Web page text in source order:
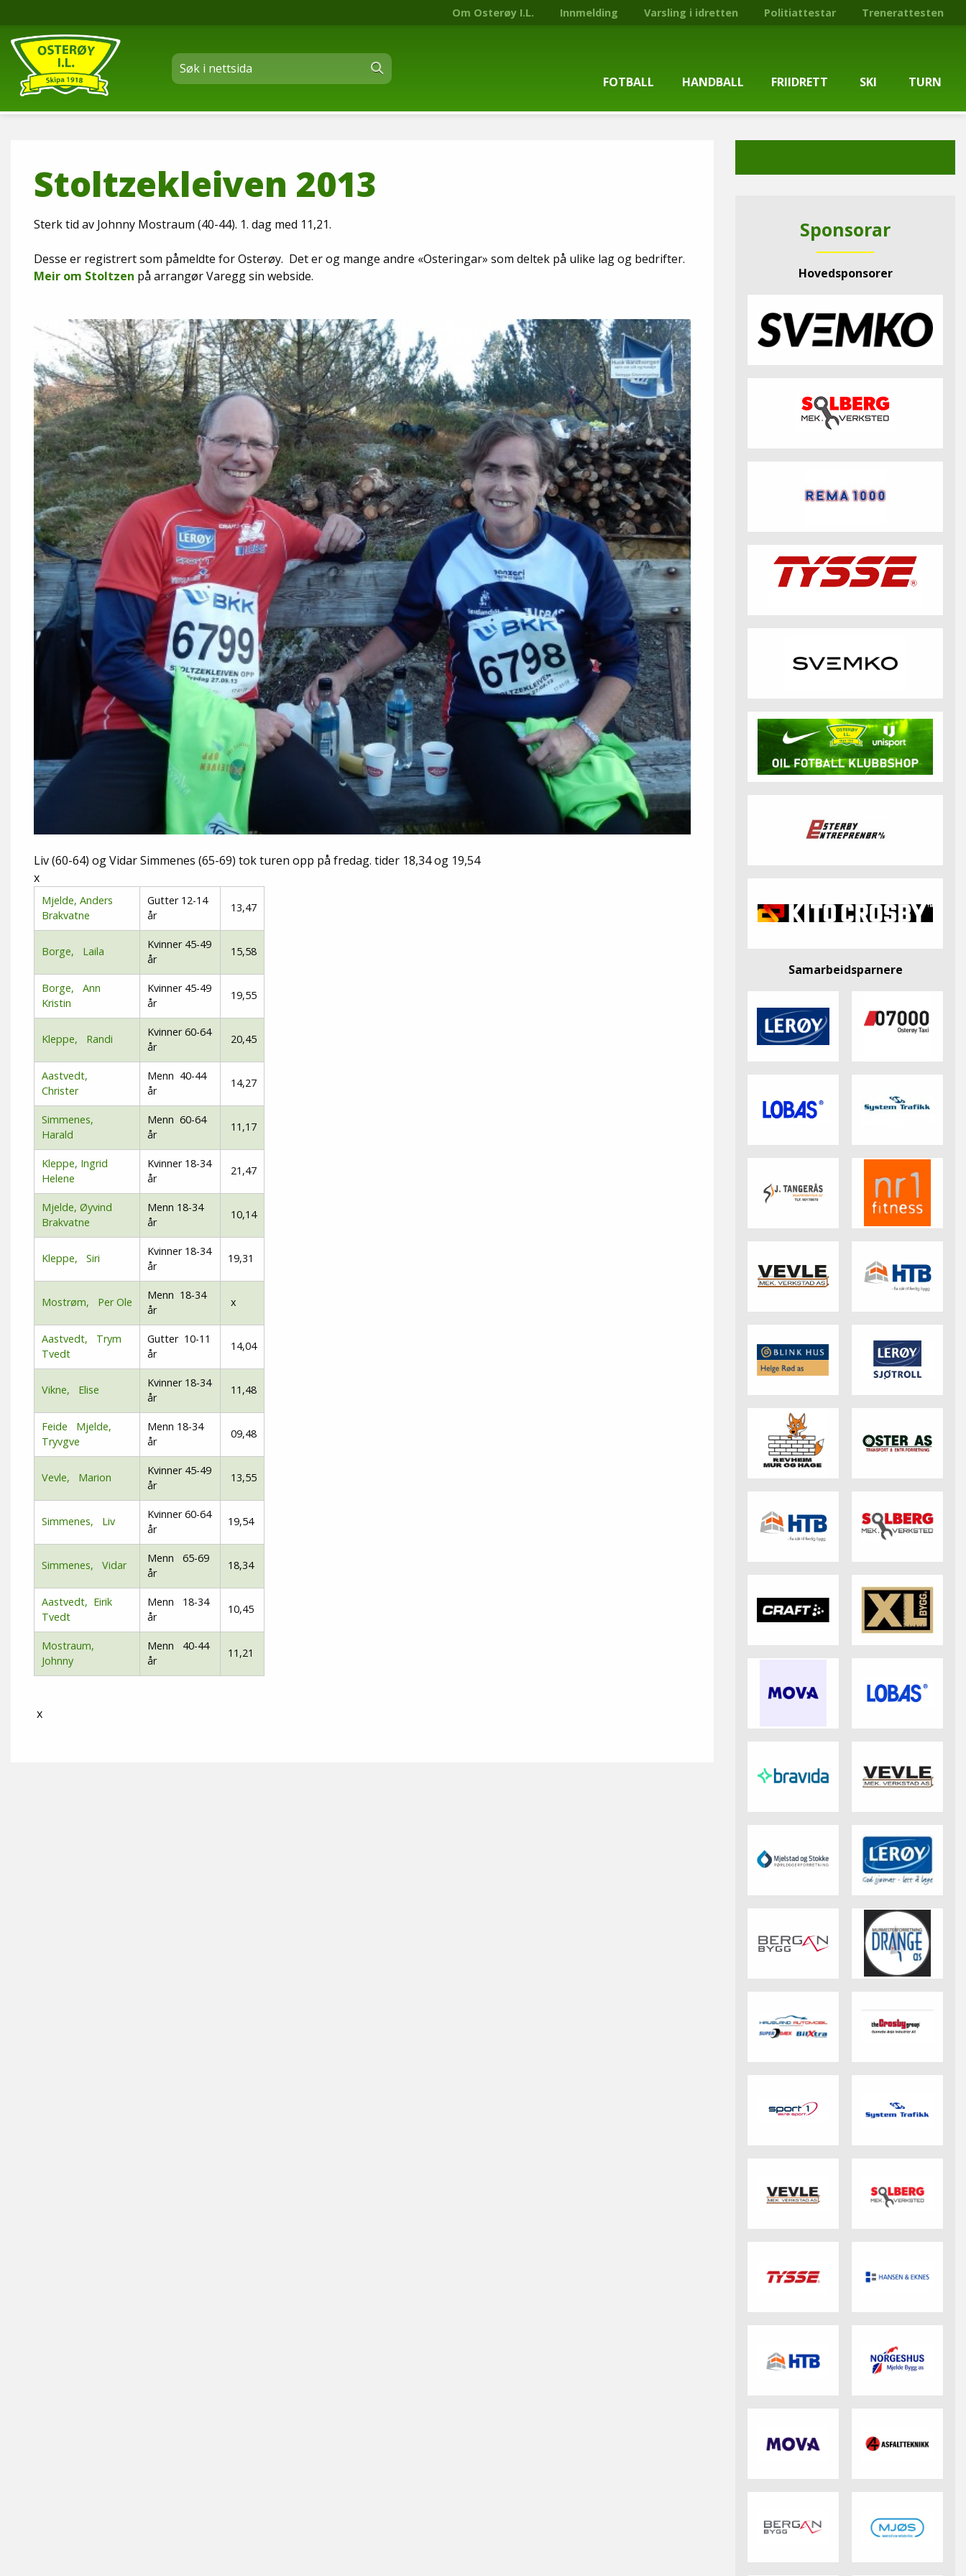
Om Osterøy I.L. Innmelding Varsling i idretten Politiattestar Trenerattesten
FOTBALL
Seniorfotball 2026
Mediesaker
OIL Fotball Klubbshop
HANDBALL FRIIDRETT
Nyheitsarkiv
Aktuell info m.m.
Resultat og statistikk
Linkar
SKI
Nyheitsarkiv
TURN
Treningstid
Retningslinjer på trening
Fotosamtykke
Nyheitsarkiv
Stoltzekleiven 2013
Sterk tid av Johnny Mostraum (40-44). 1. dag med 11,21.
Desse er registrert som påmeldte for Osterøy. Det er og mange andre «Osteringar» som deltek på ulike lag og bedrifter.
Meir om Stoltzen på arrangør Varegg sin webside.
Liv (60-64) og Vidar Simmenes (65-69) tok turen opp på fredag. tider 18,34 og 19,54
x
Mjelde, Anders
Brakvatne
Gutter 12-14
år
13,47
Borge, Laila
Kvinner 45-49
år
15,58
Borge, Ann
Kristin
Kvinner 45-49
år
19,55
Kleppe, Randi
Kvinner 60-64
år
20,45
Aastvedt,
Christer
Menn 40-44
år
14,27
Simmenes,
Harald
Menn 60-64
år
11,17
Kleppe, Ingrid
Helene
Kvinner 18-34
år
21,47
Mjelde, Øyvind
Brakvatne
Menn 18-34
år
10,14
Kleppe, Siri
Kvinner 18-34
år
19,31
Mostrøm, Per Ole
Menn 18-34
år
x
Aastvedt, Trym
Tvedt
Gutter 10-11
år
14,04
Vikne, Elise
Kvinner 18-34
år
11,48
Feide Mjelde,
Tryvgve
Menn 18-34
år
09,48
Vevle, Marion
Kvinner 45-49
år
13,55
Simmenes, Liv
Kvinner 60-64
år
19,54
Simmenes, Vidar
Menn 65-69
år
18,34
Aastvedt, Eirik
Tvedt
Menn 18-34
år
10,45
Mostraum,
Johnny
Menn 40-44
år
11,21
x
Sponsorar
Hovedsponsorer
Samarbeidsparnere